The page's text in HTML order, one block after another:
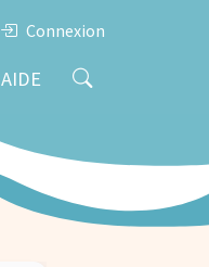
Connexion
AIDE